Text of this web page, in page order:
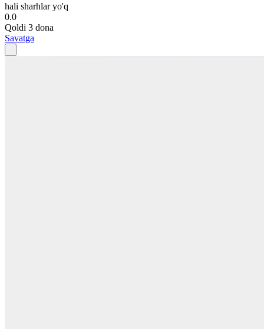
hali sharhlar yo'q
0.0
Qoldi 3 dona
Savatga